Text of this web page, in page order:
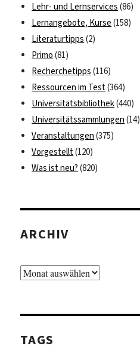
Lehr- und Lernservices (86)
Lernangebote, Kurse (158)
Literaturtipps (2)
Primo (81)
Recherchetipps (116)
Ressourcen im Test(364)
Universitätsbibliothek(440)
Universitätssammlungen (14)
Veranstaltungen (375)
Vorgestellt(120)
Was ist neu? (820)
ARCHIV
Archiv
TAGS